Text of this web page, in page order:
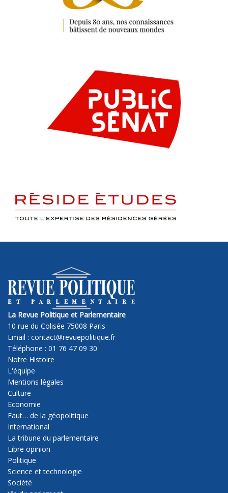
La Revue Politique et Parlementaire
10 rue du Colisée 75008 Paris
Email : contact@revuepolitique.fr
Téléphone : 01 76 47 09 30
Notre Histoire
L'équipe
Mentions légales
Culture
Economie
Faut… de la géopolitique
International
La tribune du parlementaire
Libre opinion
Politique
Science et technologie
Société